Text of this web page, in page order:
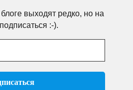
выходят редко, но на
:-).